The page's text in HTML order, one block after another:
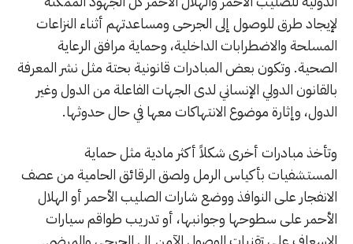
لإيجاد طرق للوصول إلى الجرحى ومساعدتهم أثناء النزاعات
المسلحة والاضطرابات الداخلية، وحماية مرافق الرعاية
الصحية. وتكون بعض المبادرات قانونية بحتة مثل نشر المعرفة
بالقانون الدولي الإنساني لدى الجهات الفاعلة من الدول وغير
الدول، وإثارة موضوع الانتهاكات معها في حال حدوثها.
وتأخذ مبادرات أخرى شكلاً أكثر مادية مثل حماية
المستشفيات بأكياس الرمل ولصق الرقائق الحامية من عصف
الانفجار على النوافذ ووضع شارات الصليب الأحمر أو الهلال
الأحمر على سطوحها وجوانبها، أو تدريب طواقم سيارات